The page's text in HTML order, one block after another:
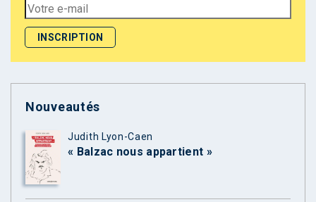
Nouveautés
Judith Lyon-Caen
« Balzac nous appartient »